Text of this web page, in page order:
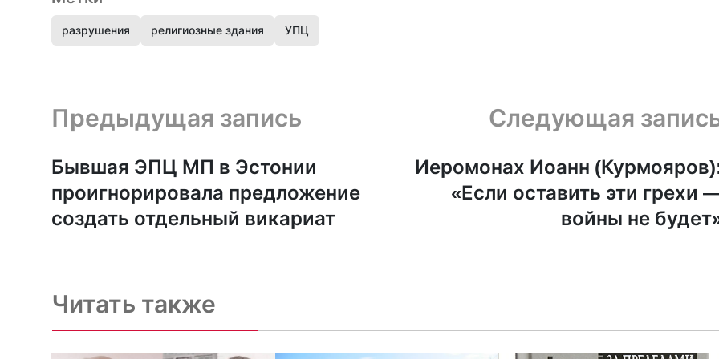
разрушения религиозные здания УПЦ
Предыдущая запись и следующая запись
Предыдущая запись
Бывшая ЭПЦ МП в Эстонии
проигнорировала предложение
создать отдельный викариат
Следующая
Иеромонах Иоанн
«Если оставить эти грехи
войны не
Читать также